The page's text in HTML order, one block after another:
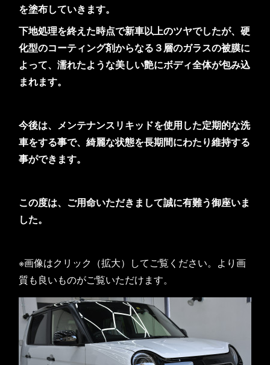
を塗布していきます。
下地処理を終えた時点で新車以上のツヤでしたが、硬
化型のコーティング剤からなる３層のガラスの被膜に
よって、濡れたような美しい艶にボディ全体が包み込
まれます。
今後は、メンテナンスリキッドを使用した定期的な洗
車をする事で、綺麗な状態を長期間にわたり維持する
事ができます。
この度は、ご用命いただきまして誠に有難う御座いま
した。
※画像はクリック（拡大）してご覧ください。より画
質も良いものがご覧いただけます。